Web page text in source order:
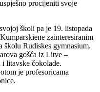
procijeniti svoje
školi pa je 19. listopada
zainteresiranim
školu Rudiskes gymnasium.
gošća iz Litve –
i litavske čokolade.
je profesoricama